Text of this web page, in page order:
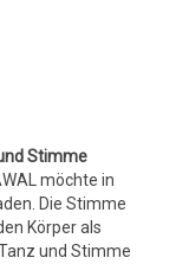
Stimme
möchte in
Die Stimme
Körper als
und Stimme